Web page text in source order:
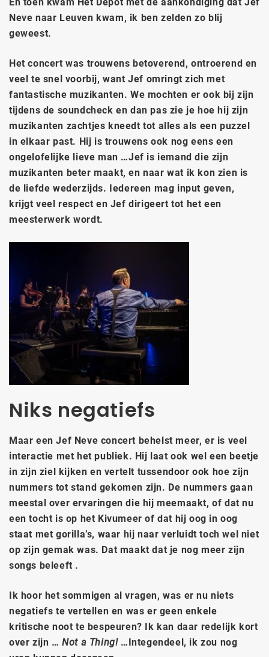
Neve naar Leuven kwam, ik ben zelden zo blij
geweest.
Het concert was trouwens betoverend, ontroerend en
veel te snel voorbij, want Jef omringt zich met
fantastische muzikanten. We mochten er ook bij zijn
tijdens de soundcheck en dan pas zie je hoe hij zijn
muzikanten zachtjes kneedt tot alles als een puzzel
in elkaar past. Hij is trouwens ook nog eens een
ongelofelijke lieve man …Jef is iemand die zijn
muzikanten beter maakt, en naar wat ik kon zien is
de liefde wederzijds. Iedereen mag input geven,
krijgt veel respect en Jef dirigeert tot het een
meesterwerk wordt.
Niks negatiefs
Maar een Jef Neve concert behelst meer, er is veel
interactie met het publiek. Hij laat ook wel een beetje
in zijn ziel kijken en vertelt tussendoor ook hoe zijn
nummers tot stand gekomen zijn. De nummers gaan
meestal over ervaringen die hij meemaakt, of dat nu
een tocht is op het Kivumeer of dat hij oog in oog
staat met gorilla’s, waar hij naar verluidt toch wel niet
op zijn gemak was. Dat maakt dat je nog meer zijn
songs beleeft .
Ik hoor het sommigen al vragen, was er nu niets
negatiefs te vertellen en was er geen enkele
kritische noot te bespeuren? Ik kan daar redelijk kort
over zijn …Not a Thing!…Integendeel, ik zou nog